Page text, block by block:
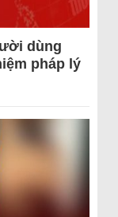
dùng
pháp lý